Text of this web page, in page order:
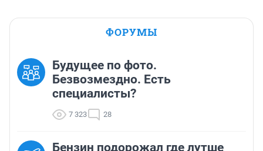
ФОРУМЫ
Будущее по фото.
Безвозмездно. Есть
специалисты?
7 323 28
Бензин подорожал где лутше